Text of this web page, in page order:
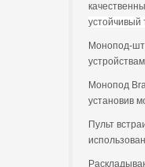
устойчивый
Монопод-
Монопод
установив
Пульт